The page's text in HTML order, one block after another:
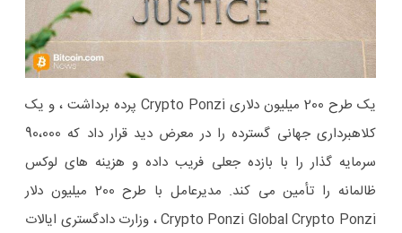
یک طرح 200 میلیون دلاری Crypto Ponzi پرده برداشت ، و یک
کلاهبرداری جهانی گسترده را در معرض دید قرار داد که 90،000
سرمایه گذار را با بازده جعلی فریب داده و هزینه های لوکس
ظالمانه را تأمین می کند. مدیرعامل با طرح 200 میلیون دلار
Crypto Ponzi Global Crypto Ponzi ، وزارت دادگستری ایالات